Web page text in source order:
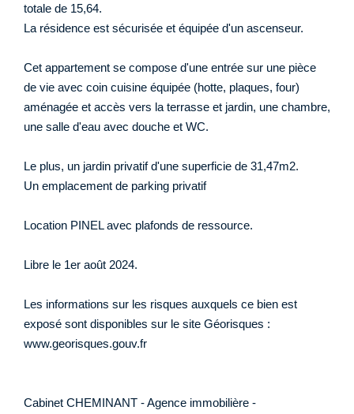
totale de 15,64.
La résidence est sécurisée et équipée d'un ascenseur.
Cet appartement se compose d'une entrée sur une pièce
de vie avec coin cuisine équipée (hotte, plaques, four)
aménagée et accès vers la terrasse et jardin, une chambre,
une salle d'eau avec douche et WC.
Le plus, un jardin privatif d'une superficie de 31,47m2.
Un emplacement de parking privatif
Location PINEL avec plafonds de ressource.
Libre le 1er août 2024.
Les informations sur les risques auxquels ce bien est
exposé sont disponibles sur le site Géorisques :
www.georisques.gouv.fr
Cabinet CHEMINANT - Agence immobilière -